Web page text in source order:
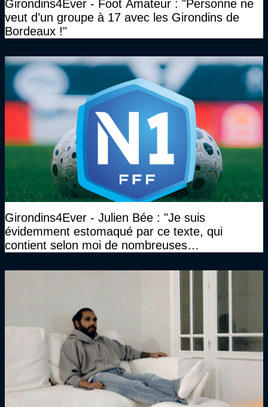
Girondins4Ever - Foot Amateur : "Personne ne
veut d’un groupe à 17 avec les Girondins de
Bordeaux !"
Girondins4Ever - Julien Bée : "Je suis
évidemment estomaqué par ce texte, qui
contient selon moi de nombreuses
plan juridique"